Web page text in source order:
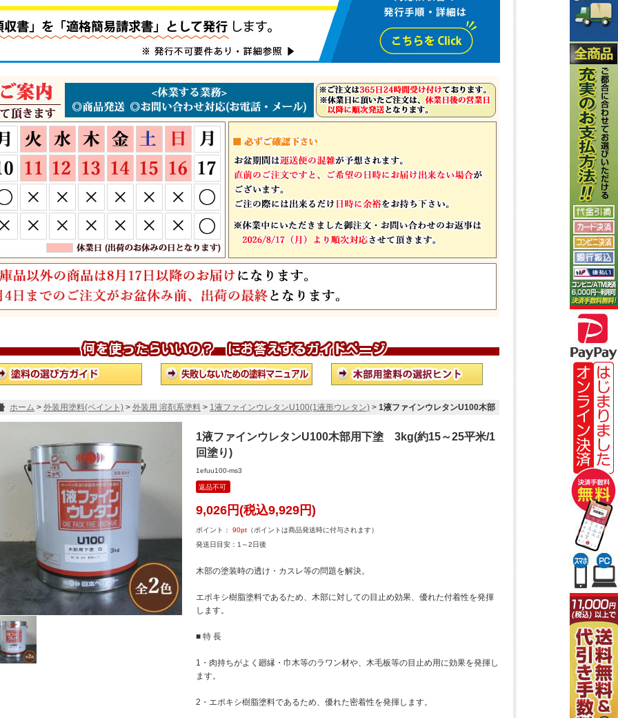
ホーム > 外装用塗料(ペイント) > 外装用 溶剤系塗料 > 1液ファインウレタンU100(1液形ウレタン) > 1液ファインウレタンU100木部
用下塗 3kg(約15～25平米/1回塗り)
1液ファインウレタンU100木部用下塗 3kg(約15～25平米/1
回塗り)
1efuu100-ms3
返品不可
9,026円(税込9,929円)
ポイント： 90pt （ポイントは商品発送時に付与されます）
発送日目安：1～2日後
木部の塗装時の透け・カスレ等の問題を解決。
エポキシ樹脂塗料であるため、木部に対しての目止め効果、優れた付着性を発揮
します。
■ 特 長
1・肉持ちがよく廻縁・巾木等のラワン材や、木毛板等の目止め用に効果を発揮し
ます。
2・エポキシ樹脂塗料であるため、優れた密着性を発揮します。